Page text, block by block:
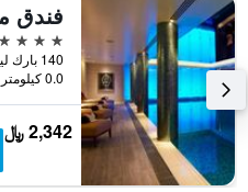
5 نجوم
0.0 كيلومتر عن وسط المدينة
2,342 ﷼